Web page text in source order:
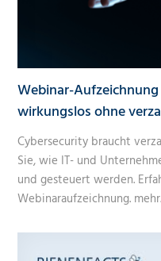
Webinar-
wirkungslos ohne
Cybersecurity braucht
Sie, wie IT- und
und gesteuert werden.
Webinaraufzeichnung.